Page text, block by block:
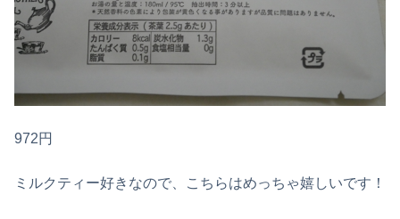
972円
ミルクティー好きなので、こちらはめっちゃ嬉しいです！